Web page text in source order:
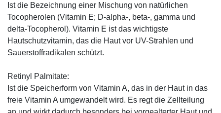
Ist die Bezeichnung einer Mischung von natürlichen
Tocopherolen (Vitamin E; D-alpha-, beta-, gamma und
delta-Tocopherol). Vitamin E ist das wichtigste
Hautschutzvitamin, das die Haut vor UV-Strahlen und
Sauerstoffradikalen schützt.
Retinyl Palmitate:
Ist die Speicherform von Vitamin A, das in der Haut in das
freie Vitamin A umgewandelt wird. Es regt die Zellteilung